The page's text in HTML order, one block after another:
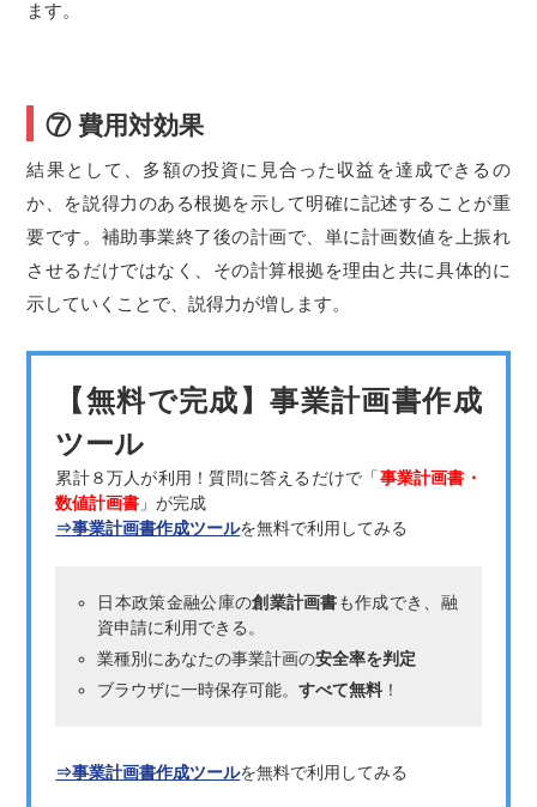
ます。
⑦ 費用対効果
結果として、多額の投資に見合った収益を達成できるの
か、を説得力のある根拠を示して明確に記述することが重
要です。補助事業終了後の計画で、単に計画数値を上振れ
させるだけではなく、その計算根拠を理由と共に具体的に
示していくことで、説得力が増します。
【無料で完成】事業計画書作成
ツール
累計８万人が利用！質問に答えるだけで「事業計画書・
数値計画書 」が完成
⇒事業計画書作成ツールを無料で利用してみる
日本政策金融公庫の創業計画書も作成でき、融
資申請に利用できる。
業種別にあなたの事業計画の安全率を判定
ブラウザに一時保存可能。すべて無料 ！
⇒事業計画書作成ツールを無料で利用してみる